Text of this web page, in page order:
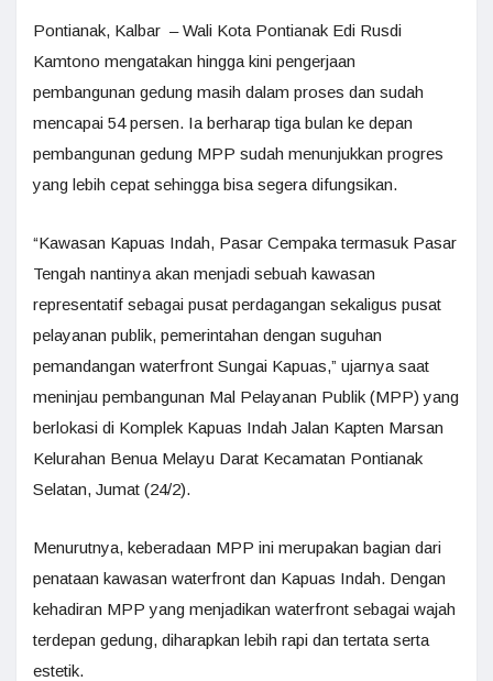
Pontianak, Kalbar – Wali Kota Pontianak Edi Rusdi
Kamtono mengatakan hingga kini pengerjaan
pembangunan gedung masih dalam proses dan sudah
mencapai 54 persen. Ia berharap tiga bulan ke depan
pembangunan gedung MPP sudah menunjukkan progres
yang lebih cepat sehingga bisa segera difungsikan.
“Kawasan Kapuas Indah, Pasar Cempaka termasuk Pasar
Tengah nantinya akan menjadi sebuah kawasan
representatif sebagai pusat perdagangan sekaligus pusat
pelayanan publik, pemerintahan dengan suguhan
pemandangan waterfront Sungai Kapuas,” ujarnya saat
meninjau pembangunan Mal Pelayanan Publik (MPP) yang
berlokasi di Komplek Kapuas Indah Jalan Kapten Marsan
Kelurahan Benua Melayu Darat Kecamatan Pontianak
Selatan, Jumat (24/2).
Menurutnya, keberadaan MPP ini merupakan bagian dari
penataan kawasan waterfront dan Kapuas Indah. Dengan
kehadiran MPP yang menjadikan waterfront sebagai wajah
terdepan gedung, diharapkan lebih rapi dan tertata serta
estetik.